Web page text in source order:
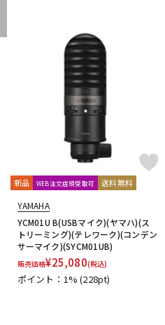
新品 WEB注文店頭受取可 送料無料
YAMAHA
YCM01U B(USBマイク)(ヤマハ)(ス
トリーミング)(テレワーク)(コンデン
サーマイク)(SYCM01UB)
販売価格¥25,080(税込)
ポイント：1%(228pt)